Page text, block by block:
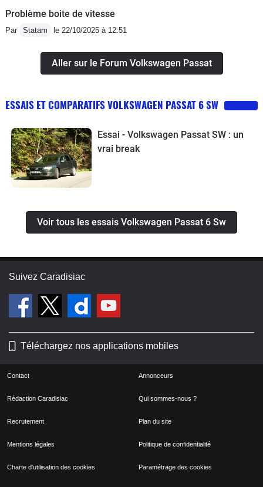
Problème boite de vitesse
Par Statam le 22/10/2025 à 12:51
Aller sur le Forum Volkswagen Passat
ESSAIS ET COMPARATIFS VOLKSWAGEN PASSAT 6 SW
Essai - Volkswagen Passat SW : un
vrai break
Voir tous les essais Volkswagen Passat 6 Sw
Suivez Caradisiac
Téléchargez nos applications mobiles
Contact Annonceurs
Rédaction Caradisiac Qui sommes-nous ?
Recrutement Plan du site
Mentions légales Politique de confidentialité
Charte d'utilisation des cookies Paramétrage des cookies